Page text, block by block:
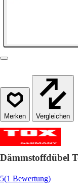
Vergleichen
Dämmstoffdübel
5(1 Bewertung)